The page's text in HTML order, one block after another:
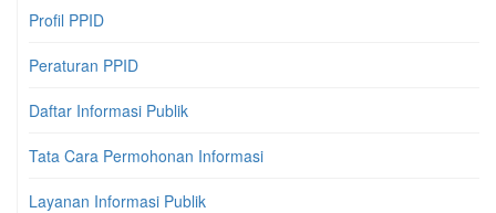
Profil PPID
Peraturan PPID
Daftar Informasi Publik
Tata Cara Permohonan Informasi
Layanan Informasi Publik